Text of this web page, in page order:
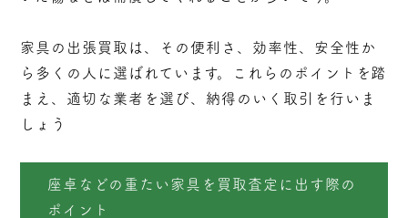
家具の出張買取は、その便利さ、効率性、安全性か
ら多くの人に選ばれています。これらのポイントを踏
まえ、適切な業者を選び、納得のいく取引を行いま
しょう
座卓などの重たい家具を買取査定に出す際の
ポイント